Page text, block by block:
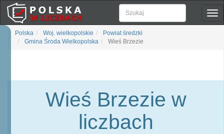
Polska Woj. wielkopolskie
Powiat średzki
Gmina Środa Wielkopolska
Wieś Brzezie
Wieś Brzezie w
liczbach